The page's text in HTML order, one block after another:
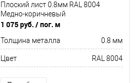
Плоский лист 0.8мм RAL 8004
Медно-коричневый
1 075 руб. / пог. м
Толщина металла 0.8 мм
Цвет RAL 8004